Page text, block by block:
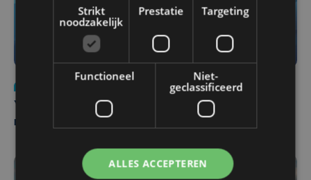
do 6 augustus | 21:30
Yaro (19), slachtoffer van vechtpartij, is na
maandenlange coma overleden
Strikt
noodzakelijk
Prestatie Targeting
Functioneel
Niet-
geclassificeerd
ALLES ACCEPTEREN